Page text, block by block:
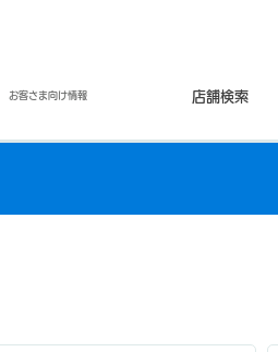
お客さま向け情報 店舗検索